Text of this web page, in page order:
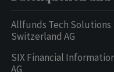
Allfunds Tech Solutions
Switzerland AG
SIX Financial
AG